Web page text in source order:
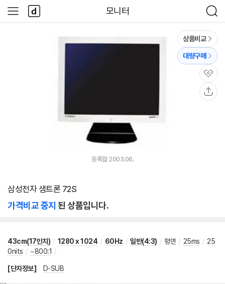
모니터
검
색
사
이
다
나
와
상품비교
대량구매
관
심
등록월 2003.06.
삼성전자 샘트론 72S
가격비교 중지 된 상품입니다.
43cm(17인치) / 1280 x 1024 / 60Hz / 일반(4:3) / 평면 / 25ms / 25
0nits / ~800:1 /
[단자정보] D-SUB